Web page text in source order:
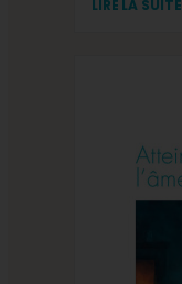
LIRE LA SUITE